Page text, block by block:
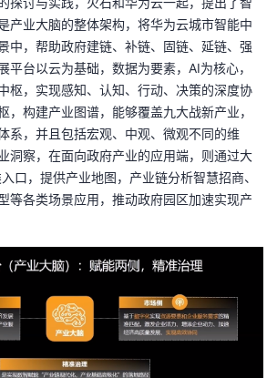
产业大脑的整体架构，将华为云城市智能中
中，帮助政府建链、补链、固链、延链、强
平台以云为基础，数据为要素，AI为核心，
枢，实现感知、认知、行动、决策的深度协
，构建产业图谱，能够覆盖九大战新产业，
系，并且包括宏观、中观、微观不同的维
洞察，在面向政府产业的应用端，则通过大
口，提供产业地图，产业链分析智慧招商、
等各类场景应用，推动政府园区加速实现产